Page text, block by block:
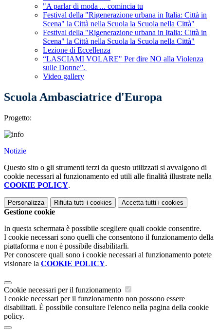
"A parlar di moda ... comincia tu
Festival della "Rigenerazione urbana in Italia: Città in
Scena" la Città nella Scuola la Scuola nella Città"
Festival della "Rigenerazione urbana in Italia: Città in
Scena" la Città nella Scuola la Scuola nella Città"
Lezione di Eccellenza
“LASCIAMI VOLARE" Per dire NO alla Violenza
sulle Donne”.
Video gallery
Scuola Ambasciatrice d'Europa
Progetto:
Notizie
Questo sito o gli strumenti terzi da questo utilizzati si avvalgono di
cookie necessari al funzionamento ed utili alle finalità illustrate nella
COOKIE POLICY.
Personalizza Rifiuta tutti i cookies Accetta tutti i cookies
Gestione cookie
In questa schermata è possibile scegliere quali cookie consentire.
I cookie necessari sono quelli che consentono il funzionamento della
piattaforma e non è possibile disabilitarli.
Per conoscere quali sono i cookie necessari al funzionamento potete
visionare la COOKIE POLICY.
Cookie necessari per il funzionamento
I cookie necessari per il funzionamento non possono essere
disabilitati. È possibile consultare l'elenco nella pagina della cookie
policy.